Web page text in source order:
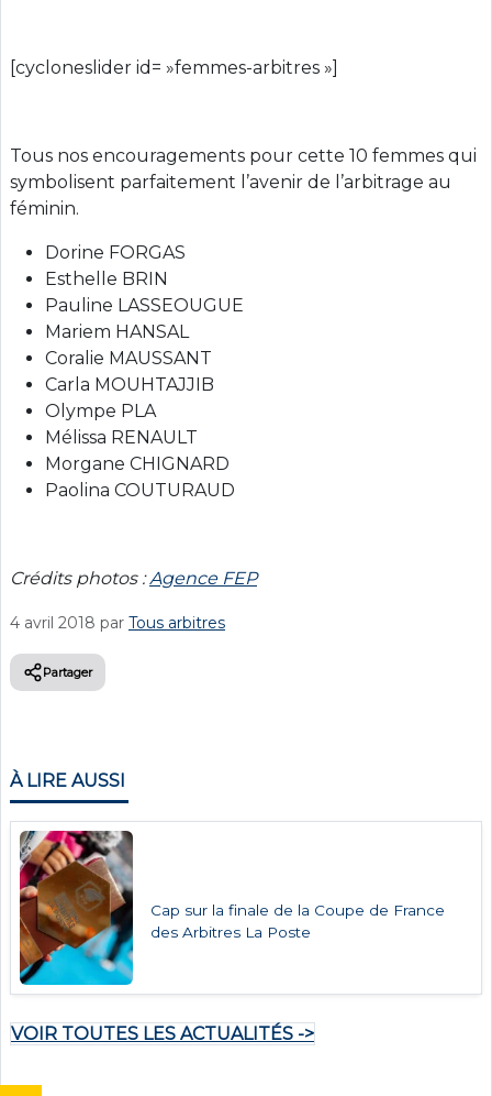
[cycloneslider id= »femmes-arbitres »]
Tous nos encouragements pour cette 10 femmes qui
symbolisent parfaitement l’avenir de l’arbitrage au
féminin.
Dorine FORGAS
Esthelle BRIN
Pauline LASSEOUGUE
Mariem HANSAL
Coralie MAUSSANT
Carla MOUHTAJJIB
Olympe PLA
Mélissa RENAULT
Morgane CHIGNARD
Paolina COUTURAUD
Crédits photos :Agence FEP
4 avril 2018 par Tous arbitres
Partager
À LIRE AUSSI
Cap sur la finale de la Coupe de France
des Arbitres La Poste
VOIR TOUTES LES ACTUALITÉS ->